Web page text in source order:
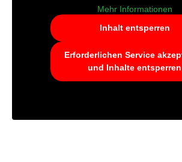
Mehr Informationen
Inhalt entsperren
Erforderlichen Service
und Inhalte entsperren